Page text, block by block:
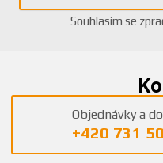
Souhlasím se
Objednávky a
+420 731